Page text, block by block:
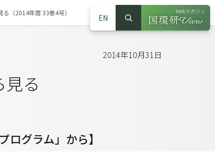
EN
サイト内検索
検索
Webマガジン
（別ウインドウ
（2014年度 33巻4号）
2014年10月31日
る
ログラム」から】